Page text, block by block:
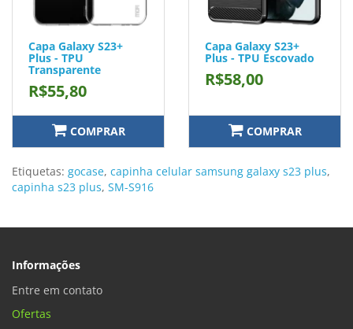
Capa Galaxy S23+
Plus - TPU
Transparente
R$55,80
COMPRAR
Capa Galaxy S23+
Plus - TPU Escovado
R$58,00
COMPRAR
Etiquetas: gocase, capinha celular samsung galaxy s23 plus,
capinha s23 plus, SM-S916
Informações
Entre em contato
Ofertas